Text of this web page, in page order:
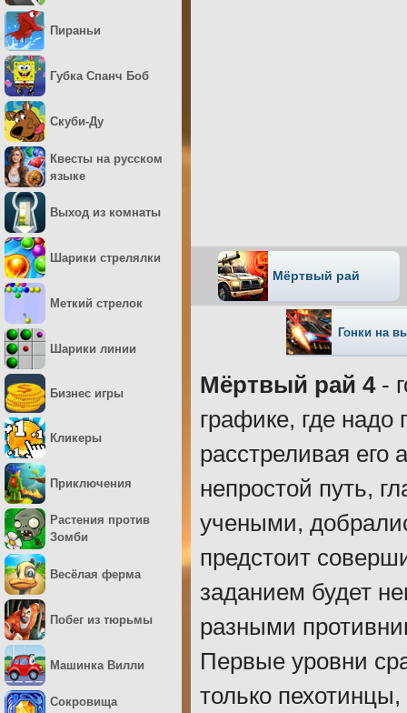
Мёртвый рай
Гонки на
Мёртвый рай 4-
графике, где надо
расстреливая
непростой путь,
учеными,
предстоит
заданием будет
разными
Первые уровни
только
Пираньи
Губка Спанч Боб
Скуби-Ду
Квесты на русском
языке
Выход из комнаты
Шарики стрелялки
Меткий стрелок
Шарики линии
Бизнес игры
Кликеры
Приключения
Растения против
Зомби
Весёлая ферма
Побег из тюрьмы
Машинка Вилли
Сокровища